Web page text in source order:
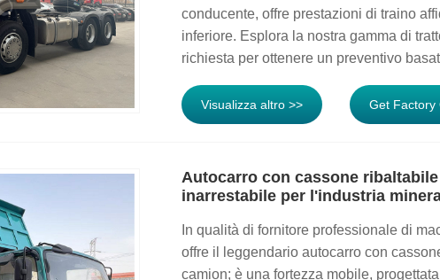
conducente, offre prestazioni di traino
inferiore. Esplora la nostra gamma di
richiesta per ottenere un preventivo
Visualizza altro >> Get Factory
Autocarro con cassone
inarrestabile per l'industria
In qualità di fornitore professionale di
offre il leggendario autocarro con
camion; è una fortezza mobile,